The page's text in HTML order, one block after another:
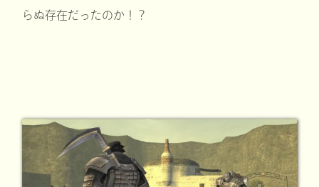
らぬ存在だったのか！？